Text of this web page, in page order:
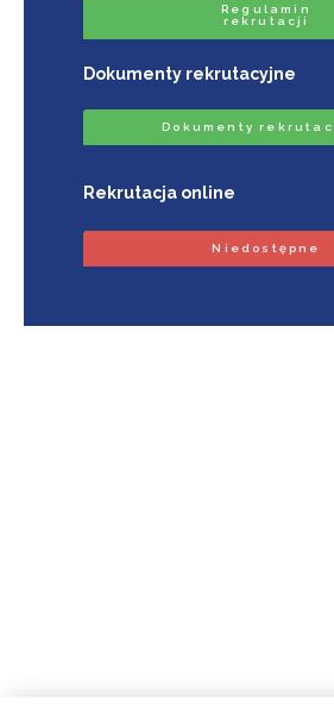
Regulamin
rekrutacji
Dokumenty rekrutacyjne
Dokumenty
Rekrutacja online
Niedostępne